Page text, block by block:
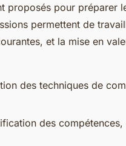
proposés pour préparer
permettent de
et la mise en
des techniques de
des